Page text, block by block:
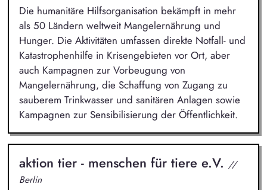
Die humanitäre Hilfsorganisation bekämpft in mehr
als 50 Ländern weltweit Mangelernährung und
Hunger. Die Aktivitäten umfassen direkte Notfall- und
Katastrophenhilfe in Krisengebieten vor Ort, aber
auch Kampagnen zur Vorbeugung von
Mangelernährung, die Schaffung von Zugang zu
sauberem Trinkwasser und sanitären Anlagen sowie
Kampagnen zur Sensibilisierung der Öffentlichkeit.
aktion tier - menschen für tiere e.V. //
Berlin